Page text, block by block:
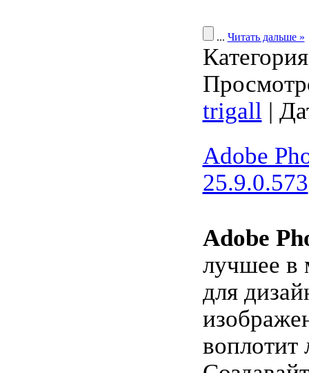
... Читать дальше »
trigall |
Adobe
25.9.0.573
Adobe
лучшее в
для